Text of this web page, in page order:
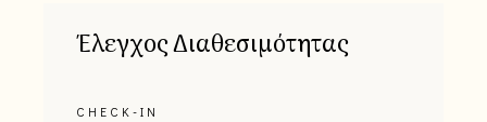
Έλεγχος Διαθεσιμότητας
CHECK-IN